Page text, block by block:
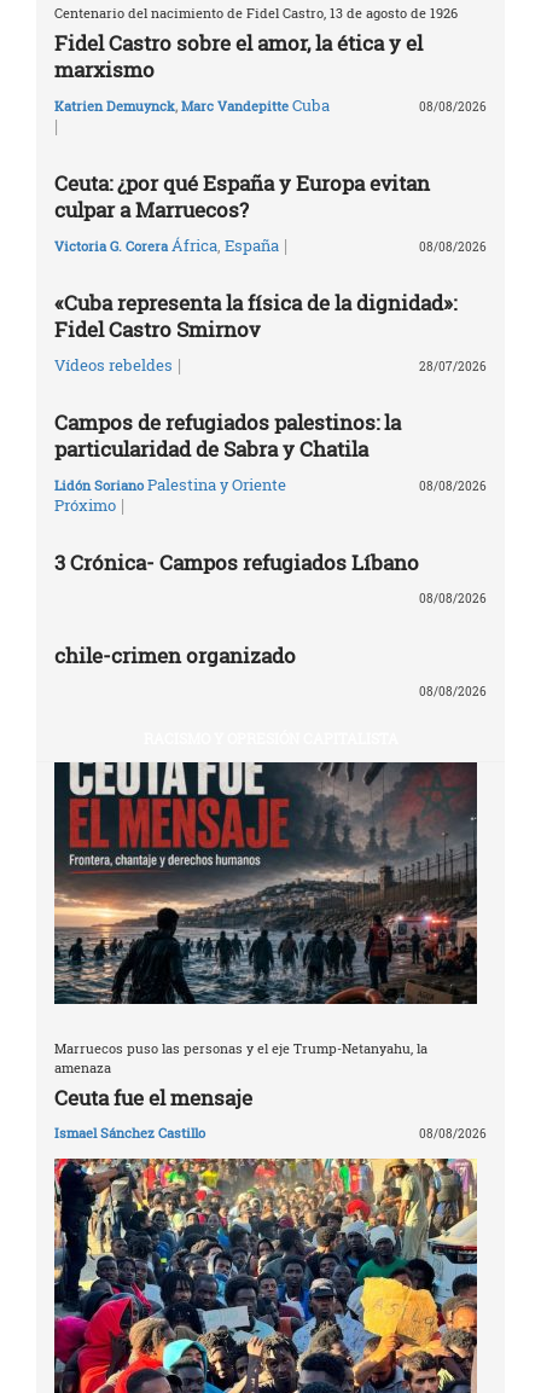
Centenario del nacimiento de Fidel Castro, 13 de agosto de 1926
Fidel Castro sobre el amor, la ética y el
marxismo
Katrien Demuynck, Marc Vandepitte Cuba
|
08/08/2026
Ceuta: ¿por qué España y Europa evitan
culpar a Marruecos?
Victoria G. Corera África España | 08/08/2026
«Cuba representa la física de la dignidad»:
Fidel Castro Smirnov
Vídeos rebeldes | 28/07/2026
Campos de refugiados palestinos: la
particularidad de Sabra y Chatila
Lidón Soriano Palestina y Oriente
Próximo |
08/08/2026
3 Crónica- Campos refugiados Líbano
08/08/2026
chile-crimen organizado
08/08/2026
Marruecos puso las personas y el eje Trump-Netanyahu, la
amenaza
Ceuta fue el mensaje
Ismael Sánchez Castillo 08/08/2026